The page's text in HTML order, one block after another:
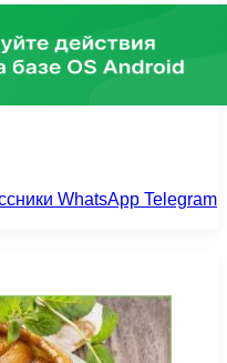
WhatsApp Telegram